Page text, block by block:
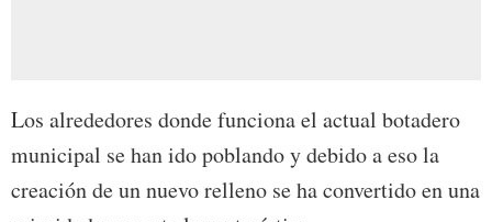
Los alrededores donde funciona el actual botadero
municipal se han ido poblando y debido a eso la
creación de un nuevo relleno se ha convertido en una